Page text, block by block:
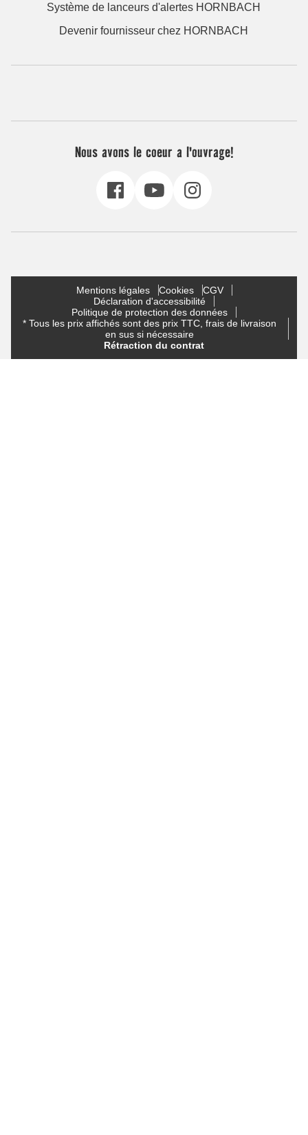
Système de lanceurs d'alertes HORNBACH
Devenir fournisseur chez HORNBACH
Nous avons le coeur a l'ouvrage!
Mentions légales Cookies
CGV
Déclaration d'accessibilité
Politique de protection des données
* Tous les prix affichés sont des prix TTC, frais de livraison
en sus si nécessaire
Rétraction du contrat